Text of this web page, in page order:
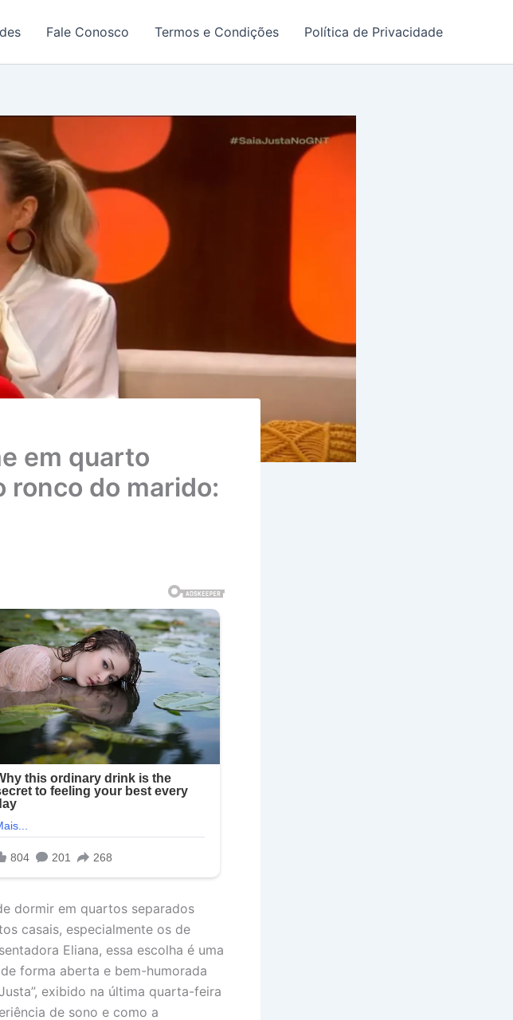
Fale Conosco Termos e Condições Política de Privacidade
em quarto
ronco do marido:
dormir em quartos separados
casais, especialmente os de
Eliana, essa escolha é uma
forma aberta e bem-humorada
exibido na última quarta-feira
de sono e como a